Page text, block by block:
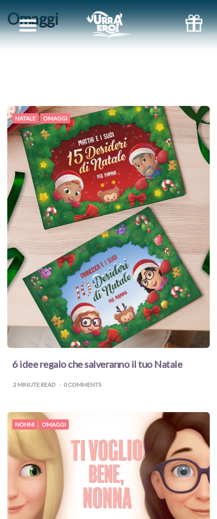
Omaggi
NATALE OMAGGI
6 idee regalo che salveranno il tuo Natale
2 MINUTE READ 0 COMMENTS
NONNI OMAGGI
I
OMAGGI
TRACCIABILITÀ
DELL’ORDINE
BLOG